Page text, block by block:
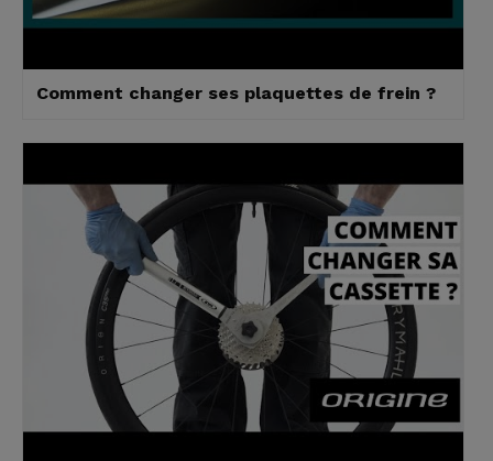
Comment changer ses plaquettes de frein ?